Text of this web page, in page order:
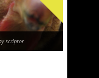
scriptor